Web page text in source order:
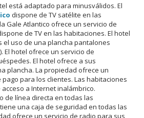
está adaptado para minusválidos. El
dispone de TV satélite en las
Gale Atlantico ofrece un servicio de
de TV en las habitaciones. El hotel
el uso de una plancha pantalones
El hotel ofrece un servicio de
El hotel ofrece a sus
plancha. La propiedad ofrece un
para los clientes. Las habitaciones
a Internet inalámbrico.
de línea directa en todas las
una caja de seguridad en todas las
ofrece un servicio de radio para sus